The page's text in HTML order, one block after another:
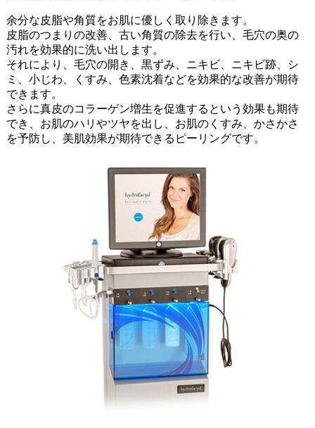
余分な皮脂や角質をお肌に優しく取り除きます。
皮脂のつまりの改善、古い角質の除去を行い、毛穴の奥の
汚れを効果的に洗い出します。
それにより、毛穴の開き、黒ずみ、ニキビ、ニキビ跡、シ
ミ、小じわ、くすみ、色素沈着などを効果的な改善が期待
できます。
さらに真皮のコラーゲン増生を促進するという効果も期待
でき、お肌のハリやツヤを出し、お肌のくすみ、かさかさ
を予防し、美肌効果が期待できるピーリングです。